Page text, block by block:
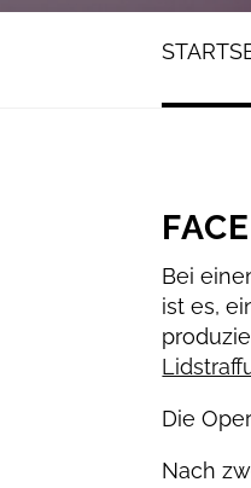
Bei
ist es,
Die
Nach